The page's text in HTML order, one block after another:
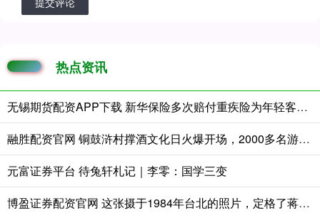
热点资讯
无锡期货配资APP下载 新华保险多次赔付重疾险为年轻客户提供持续保障
融胜配资官网 铜鼓浒村撑酒文化日火爆开场，2000多名游客打卡诗意乡村
元富证券平台 待兔轩札记｜李零：国学三变
博盈证券配资官网 这张摄于1984年台北的照片，定格了蒋经国会见德蕾莎修女的历史瞬间。